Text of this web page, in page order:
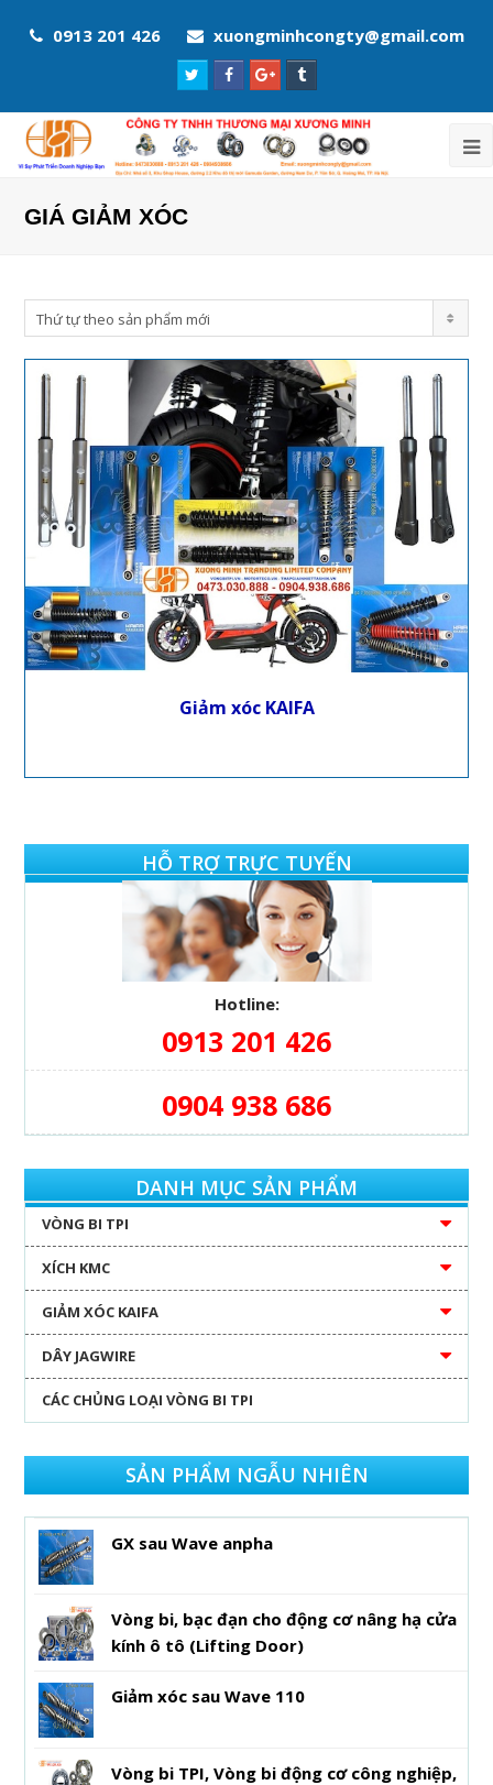
0913 201 426 xuongminhcongty@gmail.com
TwitterFacebook
Google
Profile
Tumblr
GIÁ GIẢM XÓC
Thứ tự theo sản phẩm mới
Giảm xóc KAIFA
HỖ TRỢ TRỰC TUYẾN
Hotline:
0913 201 426
0904 938 686
DANH MỤC SẢN PHẨM
VÒNG BI TPI
XÍCH KMC
GIẢM XÓC KAIFA
DÂY JAGWIRE
CÁC CHỦNG LOẠI VÒNG BI TPI
SẢN PHẨM NGẪU NHIÊN
GX sau Wave anpha
Vòng bi, bạc đạn cho động cơ nâng hạ cửa
kính ô tô (Lifting Door)
Giảm xóc sau Wave 110
Vòng bi TPI, Vòng bi động cơ công nghiệp,